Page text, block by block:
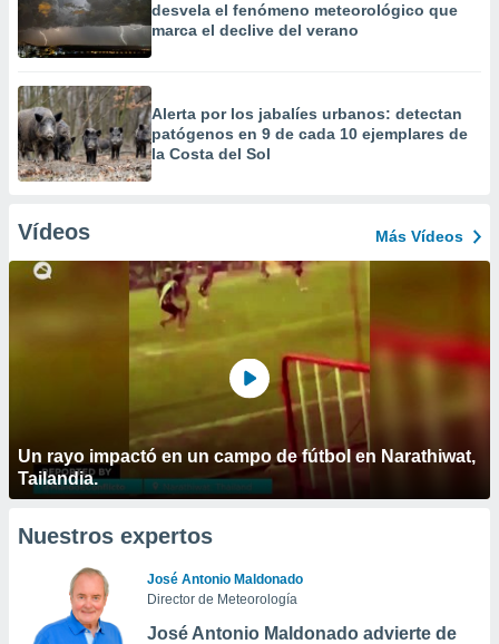
desvela el fenómeno meteorológico que
marca el declive del verano
Alerta por los jabalíes urbanos: detectan
patógenos en 9 de cada 10 ejemplares de
la Costa del Sol
Vídeos Más Vídeos
Un rayo impactó en un campo de fútbol en Narathiwat,
Tailandia.
Nuestros expertos
José Antonio Maldonado
Director de Meteorología
José Antonio Maldonado advierte de